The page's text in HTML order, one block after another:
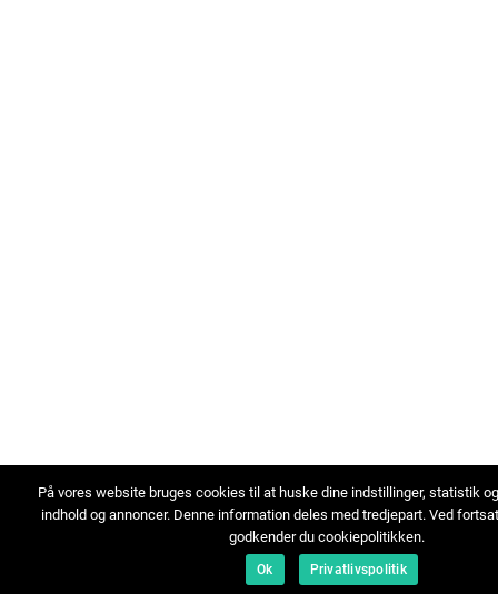
På vores website bruges cookies til at huske dine indstillinger, statistik
indhold og annoncer. Denne information deles med tredjepart. Ved
godkender du cookiepolitikken.
Ok Privatlivspolitik